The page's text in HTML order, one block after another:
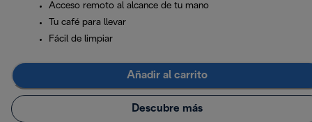
Acceso remoto al alcance de tu mano
Tu café para llevar
Fácil de limpiar
Añadir al carrito
Descubre más